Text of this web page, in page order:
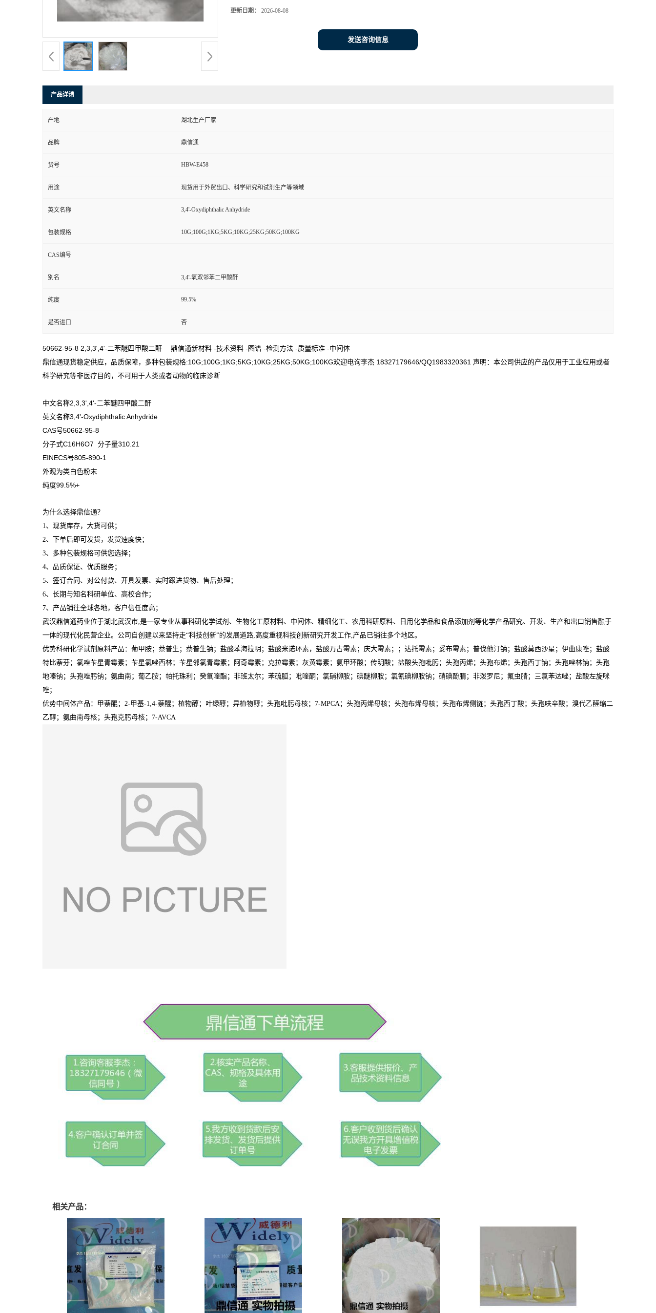
更新日期： 2026-08-08
发送咨询信息
产品详请
产地 湖北生产厂家
品牌 鼎信通
货号 HBW-E458
用途 现货用于外贸出口、科学研究和试剂生产等领域
英文名称 3,4'-Oxydiphthalic Anhydride
包装规格 10G;100G;1KG;5KG;10KG;25KG;50KG;100KG
CAS编号
别名 3,4'-氧双邻苯二甲酸酐
纯度 99.5%
是否进口 否
50662-95-8 2,3,3',4'-二苯醚四甲酸二酐 —鼎信通新材料 -技术资料 -图谱 -检测方法 -质量标准 -中间体
鼎信通现货稳定供应，品质保障，多种包装规格:10G;100G;1KG;5KG;10KG;25KG;50KG;100KG欢迎电询李杰 18327179646/QQ1983320361 声明：本公司供应的产品仅用于工业应用或者
科学研究等非医疗目的，不可用于人类或者动物的临床诊断
中文名称2,3,3',4'-二苯醚四甲酸二酐
英文名称3,4'-Oxydiphthalic Anhydride
CAS号50662-95-8
分子式C16H6O7 分子量310.21
EINECS号805-890-1
外观为类白色粉末
纯度99.5%+
为什么选择鼎信通？
1、现货库存，大货可供；
2、下单后即可发货，发货速度快；
3、多种包装规格可供您选择；
4、品质保证、优质服务；
5、签订合同、对公付款、开具发票、实时跟进货物、售后处理；
6、长期与知名科研单位、高校合作；
7、产品销往全球各地，客户信任度高；
武汉鼎信通药业位于湖北武汉市,是一家专业从事科研化学试剂、生物化工原材料、中间体、精细化工、农用科研原料、日用化学品和食品添加剂等化学产品研究、开发、生产和出口销售融于
一体的现代化民营企业。公司自创建以来坚持走“科技创新”的发展道路,高度重视科技创新研究开发工作,产品已销往多个地区。
优势科研化学试剂原料产品：葡甲胺；萘普生；萘普生钠；盐酸苯海拉明；盐酸米诺环素，盐酸万古霉素；庆大霉素；；达托霉素；妥布霉素；普伐他汀钠；盐酸莫西沙星；伊曲康唑；盐酸
特比萘芬；氯唑苄星青霉素；苄星氯唑西林；苄星邻氯青霉素；阿奇霉素；克拉霉素；灰黄霉素；氨甲环酸；传明酸；盐酸头孢吡肟；头孢丙烯；头孢布烯；头孢西丁钠；头孢唑林钠；头孢
地嗪钠；头孢唑肟钠；氨曲南；葡乙胺；帕托珠利；癸氧喹酯；非班太尔；苯硫胍；吡喹酮；氯硝柳胺；碘醚柳胺；氯氰碘柳胺钠；硝碘酚腈；非泼罗尼；氟虫腈；三氯苯达唑；盐酸左旋咪
唑；
优势中间体产品：甲萘醌；2-甲基-1,4-萘醌；植物醇；叶绿醇；异植物醇；头孢吡肟母核；7-MPCA；头孢丙烯母核；头孢布烯母核；头孢布烯侧链；头孢西丁酸；头孢呋辛酸；溴代乙醛缩二
乙醇；氨曲南母核；头孢克肟母核；7-AVCA
相关产品：